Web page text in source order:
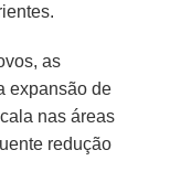
as
expansão de
nas áreas
redução